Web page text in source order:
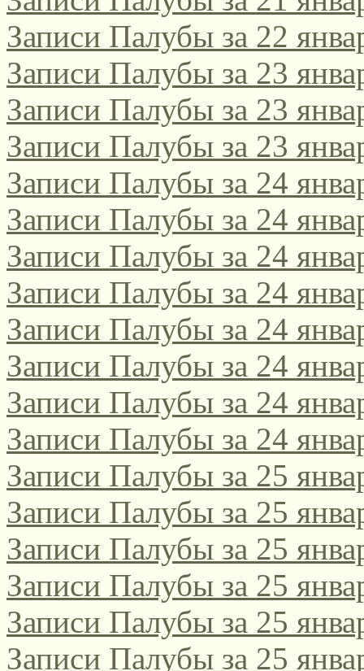
Записи Палубы за 22
Записи Палубы за 23
Записи Палубы за 23
Записи Палубы за 23
Записи Палубы за 24
Записи Палубы за 24
Записи Палубы за 24
Записи Палубы за 24
Записи Палубы за 24
Записи Палубы за 24
Записи Палубы за 24
Записи Палубы за 24
Записи Палубы за 25
Записи Палубы за 25
Записи Палубы за 25
Записи Палубы за 25
Записи Палубы за 25
Записи Палубы за 25